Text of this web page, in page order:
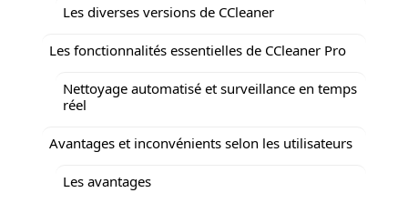
Les diverses versions de CCleaner
Les fonctionnalités essentielles de CCleaner Pro
Nettoyage automatisé et surveillance en temps
réel
Avantages et inconvénients selon les utilisateurs
Les avantages